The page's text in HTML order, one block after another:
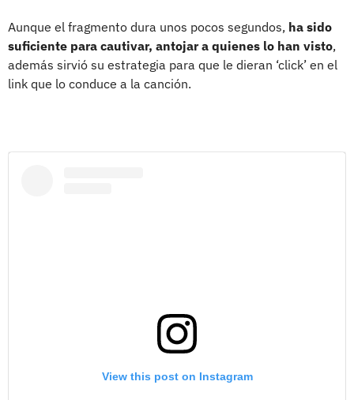
Aunque el fragmento dura unos pocos segundos, ha sido
suficiente para cautivar, antojar a quienes lo han visto,
además sirvió su estrategia para que le dieran ‘click’ en el
link que lo conduce a la canción.
View this post on Instagram